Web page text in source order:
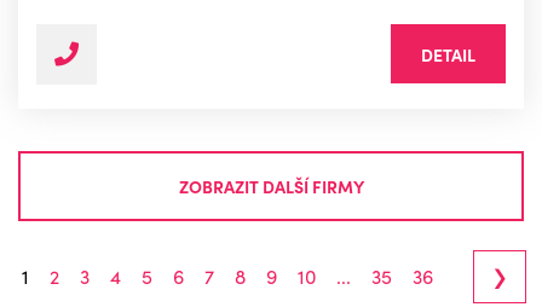
DETAIL
ZOBRAZIT DALŠÍ FIRMY
1 2 3 4 5 6 7 8 9 10 ... 35 36 ›